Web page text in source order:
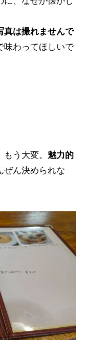
真は撮れませんで
味わってほしいで
う大変。 魅力的
ぜん決められな